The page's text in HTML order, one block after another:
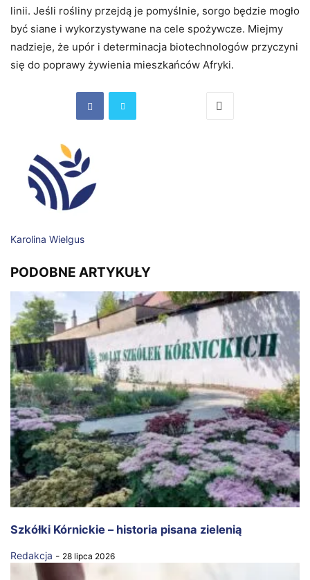
linii. Jeśli rośliny przejdą je pomyślnie, sorgo będzie mogło
być siane i wykorzystywane na cele spożywcze. Miejmy
nadzieje, że upór i determinacja biotechnologów przyczyni
się do poprawy żywienia mieszkańców Afryki.
Karolina Wielgus
PODOBNE ARTYKUŁY
Szkółki Kórnickie – historia pisana zielenią
Redakcja - 28 lipca 2026